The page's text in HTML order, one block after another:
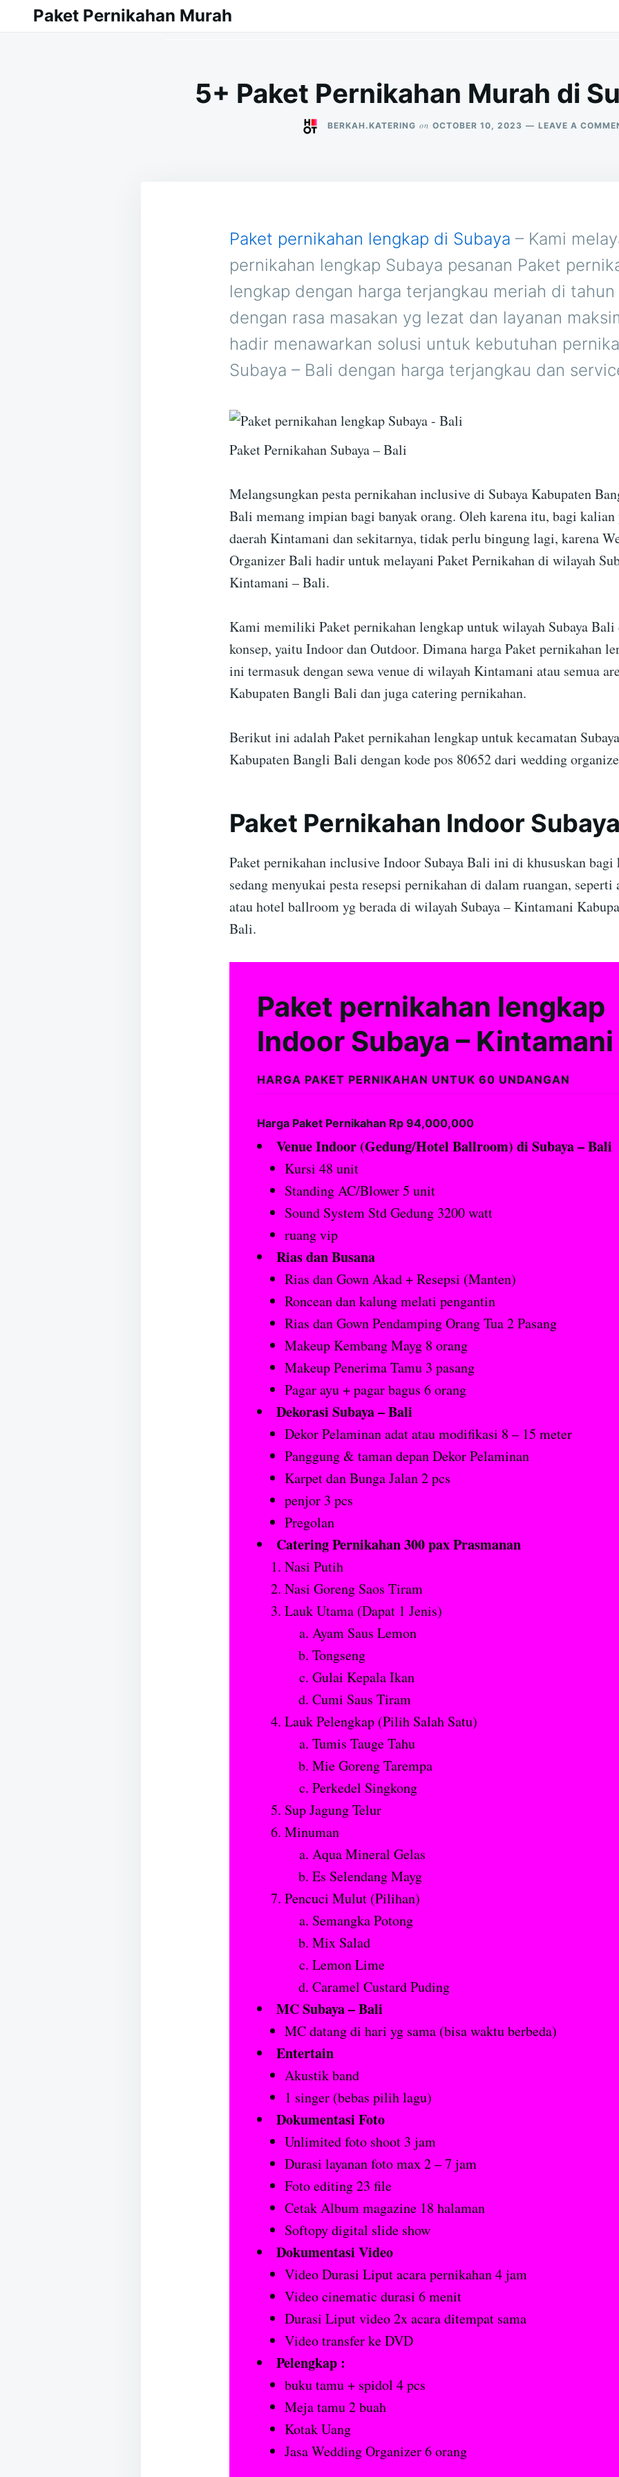
Search
Paket Pernikahan Murah
5+ Paket Pernikahan Murah di
BERKAH.KATERING on OCTOBER 10, 2023 LEAVE A
Paket pernikahan lengkap di Subaya – Kami
pernikahan lengkap Subaya pesanan Paket
lengkap dengan harga terjangkau meriah di
dengan rasa masakan yg lezat dan layanan
hadir menawarkan solusi untuk kebutuhan
Subaya – Bali dengan harga terjangkau dan
Paket Pernikahan Subaya – Bali
Melangsungkan pesta pernikahan inclusive di Subaya Kabupaten
Bali memang impian bagi banyak orang. Oleh karena itu, bagi kalian
daerah Kintamani dan sekitarnya, tidak perlu bingung lagi, karena
Organizer Bali hadir untuk melayani Paket Pernikahan di wilayah
Kintamani – Bali.
Kami memiliki Paket pernikahan lengkap untuk wilayah Subaya Bali
konsep, yaitu Indoor dan Outdoor. Dimana harga Paket pernikahan
ini termasuk dengan sewa venue di wilayah Kintamani atau semua
Kabupaten Bangli Bali dan juga catering pernikahan.
Berikut ini adalah Paket pernikahan lengkap untuk kecamatan
Kabupaten Bangli Bali dengan kode pos 80652 dari wedding
Paket Pernikahan Indoor
Paket pernikahan inclusive Indoor Subaya Bali ini di khususkan bagi
sedang menyukai pesta resepsi pernikahan di dalam ruangan, seperti
atau hotel ballroom yg berada di wilayah Subaya – Kintamani
Bali.
Paket pernikahan lengkap
Indoor Subaya –
HARGA PAKET PERNIKAHAN UNTUK 60 UNDANGAN
Harga Paket Pernikahan Rp 94,000,000
Venue Indoor (Gedung/Hotel Ballroom) di Subaya – Bali
Kursi 48 unit
Standing AC/Blower 5 unit
Sound System Std Gedung 3200 watt
ruang vip
Rias dan Busana
Rias dan Gown Akad + Resepsi (Manten)
Roncean dan kalung melati pengantin
Rias dan Gown Pendamping Orang Tua 2 Pasang
Makeup Kembang Mayg 8 orang
Makeup Penerima Tamu 3 pasang
Pagar ayu + pagar bagus 6 orang
Dekorasi Subaya – Bali
Dekor Pelaminan adat atau modifikasi 8 – 15 meter
Panggung & taman depan Dekor Pelaminan
Karpet dan Bunga Jalan 2 pcs
penjor 3 pcs
Pregolan
Catering Pernikahan 300 pax Prasmanan
Nasi Putih
Nasi Goreng Saos Tiram
Lauk Utama (Dapat 1 Jenis)
Ayam Saus Lemon
Tongseng
Gulai Kepala Ikan
Cumi Saus Tiram
Lauk Pelengkap (Pilih Salah Satu)
Tumis Tauge Tahu
Mie Goreng Tarempa
Perkedel Singkong
Sup Jagung Telur
Minuman
Aqua Mineral Gelas
Es Selendang Mayg
Pencuci Mulut (Pilihan)
Semangka Potong
Mix Salad
Lemon Lime
Caramel Custard Puding
MC Subaya – Bali
MC datang di hari yg sama (bisa waktu berbeda)
Entertain
Akustik band
1 singer (bebas pilih lagu)
Dokumentasi Foto
Unlimited foto shoot 3 jam
Durasi layanan foto max 2 – 7 jam
Foto editing 23 file
Cetak Album magazine 18 halaman
Softopy digital slide show
Dokumentasi Video
Video Durasi Liput acara pernikahan 4 jam
Video cinematic durasi 6 menit
Durasi Liput video 2x acara ditempat sama
Video transfer ke DVD
Pelengkap :
buku tamu + spidol 4 pcs
Meja tamu 2 buah
Kotak Uang
Jasa Wedding Organizer 6 orang